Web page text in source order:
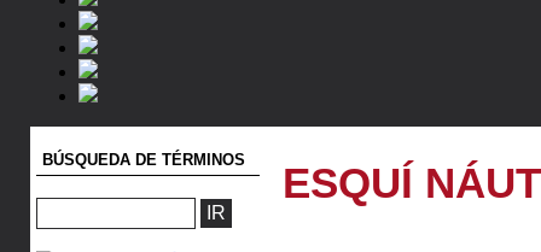
BÚSQUEDA DE TÉRMINOS ESQUÍ